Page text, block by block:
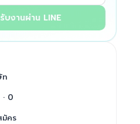
รับงานผ่าน LINE
ท
· 0
มัคร